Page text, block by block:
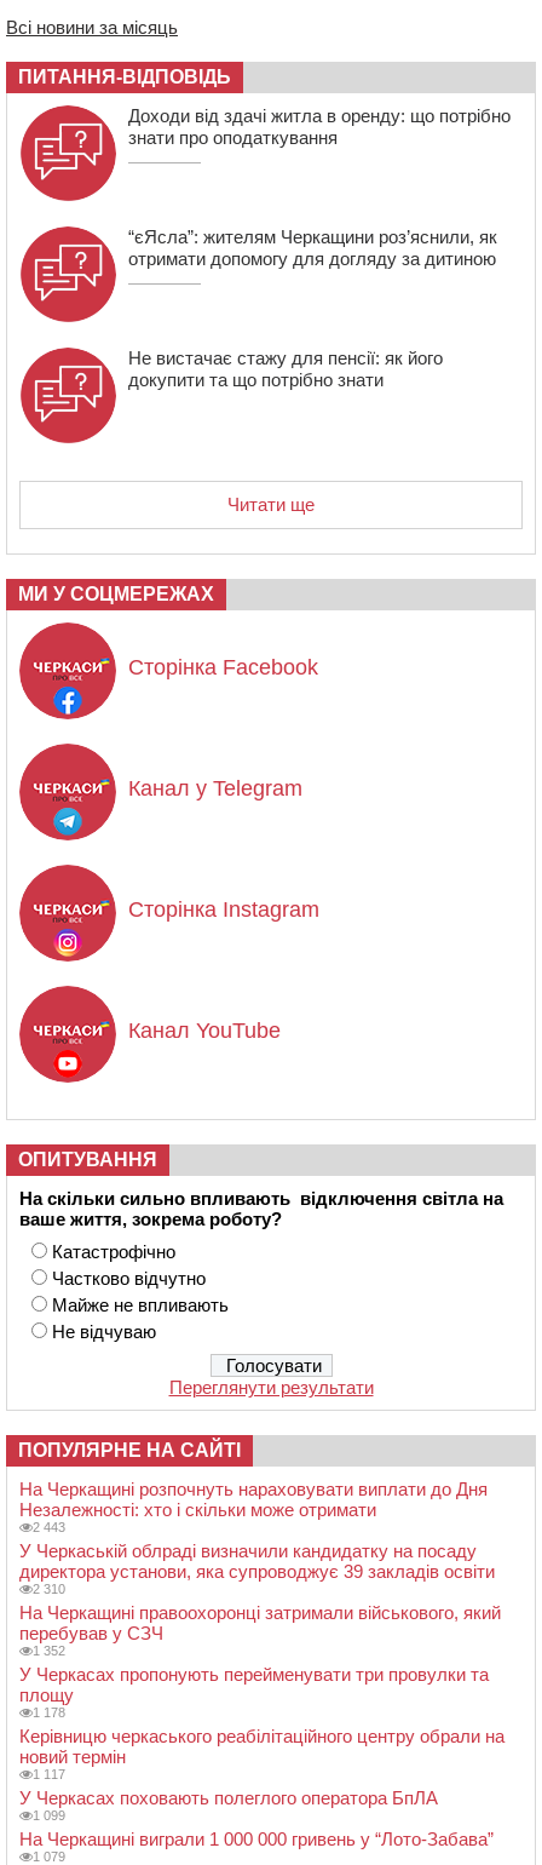
670 тис грн штрафу за незаконні зміни до договору
Мокрокалигірського психоневрологічного інтернату
07:23 Уманські міграційники видворили з країни грузина,
який відсидів термін у колонії
Всі новини за місяць
ПИТАННЯ-ВІДПОВІДЬ
Доходи від здачі житла в оренду: що потрібно
знати про оподаткування
“єЯсла”: жителям Черкащини роз’яснили, як
отримати допомогу для догляду за дитиною
Не вистачає стажу для пенсії: як його
докупити та що потрібно знати
Читати ще
МИ У СОЦМЕРЕЖАХ
Сторінка Facebook
Канал у Telegram
Сторінка Instagram
Канал YouTube
ОПИТУВАННЯ
На скільки сильно впливають відключення світла на
ваше життя, зокрема роботу?
Катастрофічно
Частково відчутно
Майже не впливають
Не відчуваю
Переглянути результати
ПОПУЛЯРНЕ НА САЙТІ
На Черкащині розпочнуть нараховувати виплати до Дня
Незалежності: хто і скільки може отримати
2 443
У Черкаській облраді визначили кандидатку на посаду
директора установи, яка супроводжує 39 закладів освіти
2 310
На Черкащині правоохоронці затримали військового, який
перебував у СЗЧ
1 352
У Черкасах пропонують перейменувати три провулки та
площу
1 178
Керівницю черкаського реабілітаційного центру обрали на
новий термін
1 117
У Черкасах поховають полеглого оператора БпЛА
1 099
На Черкащині виграли 1 000 000 гривень у “Лото-Забава”
1 079